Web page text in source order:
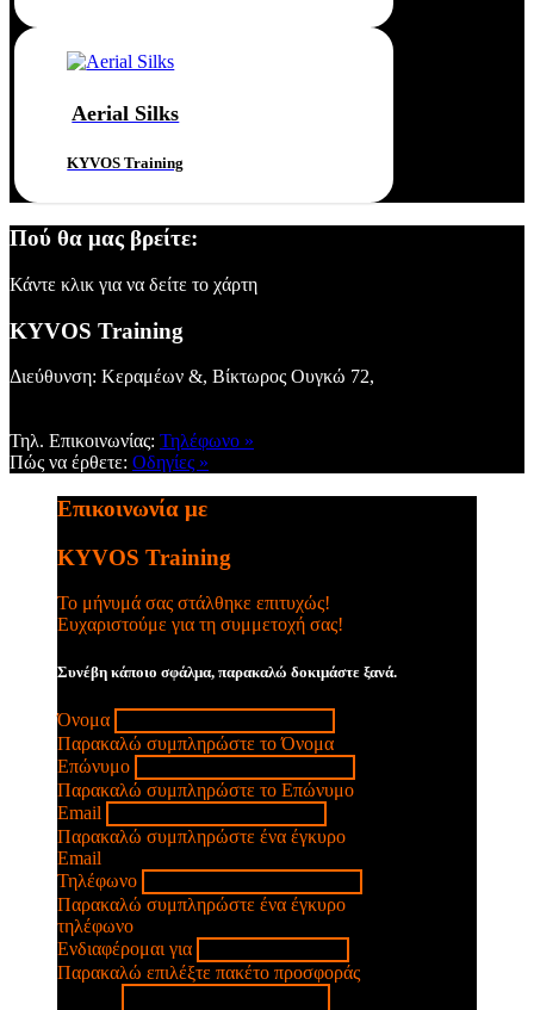
Aerial Silks
KYVOS Training
Πού θα μας βρείτε:
Κάντε κλικ για να δείτε το χάρτη
KYVOS Training
Διεύθυνση: Κεραμέων &, Βίκτωρος Ουγκώ 72,
Τηλ. Επικοινωνίας: Τηλέφωνο »
Πώς να έρθετε: Οδηγίες »
Επικοινωνία με
KYVOS Training
Το μήνυμά σας στάλθηκε επιτυχώς!
Ευχαριστούμε για τη συμμετοχή σας!
Συνέβη κάποιο σφάλμα, παρακαλώ δοκιμάστε ξανά.
Όνομα
Παρακαλώ συμπληρώστε το Όνομα
Επώνυμο
Παρακαλώ συμπληρώστε το Επώνυμο
Email
Παρακαλώ συμπληρώστε ένα έγκυρο
Email
Τηλέφωνο
Παρακαλώ συμπληρώστε ένα έγκυρο
τηλέφωνο
Ενδιαφέρομαι για
Παρακαλώ επιλέξτε πακέτο προσφοράς